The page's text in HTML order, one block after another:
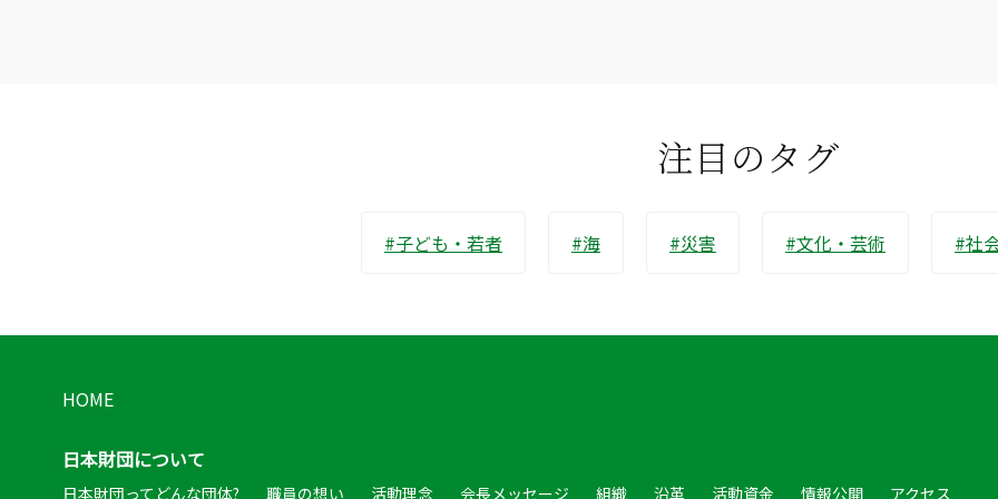
注目のタグ
#子ども・若者 #海 #災害 #文化・芸術 #社
HOME
日本財団について
日本財団ってどんな団体? 職員の想い 活動理念 会長メッセージ 組織 沿革 活動資金 情報公開 アクセス